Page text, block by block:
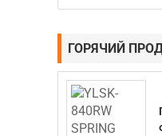
ГОРЯЧИЙ